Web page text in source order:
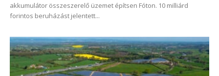
akkumulátor összeszerelő üzemet építsen Fóton. 10 milliárd
forintos beruházást jelentett...